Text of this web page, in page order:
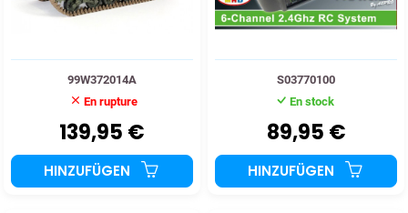
99W372014A
En rupture
139,95 €
HINZUFÜGEN
S03770100
En stock
89,95 €
HINZUFÜGEN